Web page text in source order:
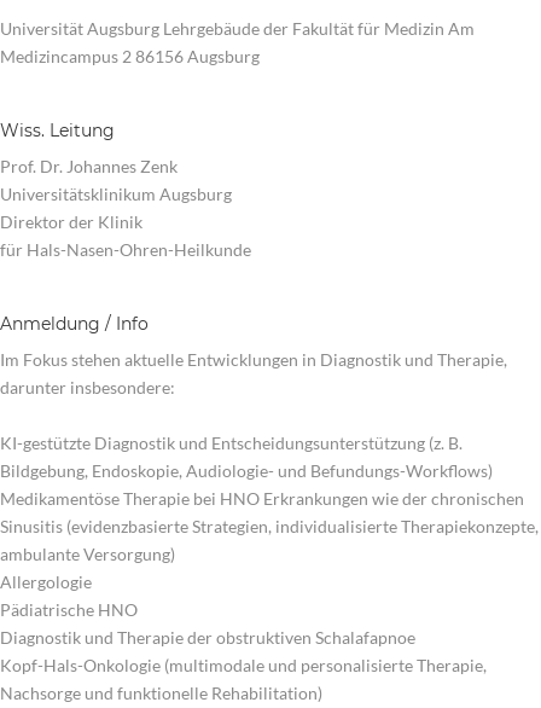
Universität Augsburg Lehrgebäude der Fakultät für Medizin Am
Medizincampus 2 86156 Augsburg
Wiss. Leitung
Prof. Dr. Johannes Zenk
Universitätsklinikum Augsburg
Direktor der Klinik
für Hals-Nasen-Ohren-Heilkunde
Anmeldung / Info
Im Fokus stehen aktuelle Entwicklungen in Diagnostik und Therapie,
darunter insbesondere:
KI-gestützte Diagnostik und Entscheidungsunterstützung (z. B.
Bildgebung, Endoskopie, Audiologie- und Befundungs-Workflows)
Medikamentöse Therapie bei HNO Erkrankungen wie der chronischen
Sinusitis (evidenzbasierte Strategien, individualisierte Therapiekonzepte,
ambulante Versorgung)
Allergologie
Pädiatrische HNO
Diagnostik und Therapie der obstruktiven Schalafapnoe
Kopf-Hals-Onkologie (multimodale und personalisierte Therapie,
Nachsorge und funktionelle Rehabilitation)